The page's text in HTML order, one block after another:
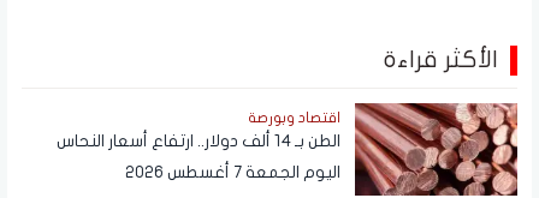
الأكثر قراءة
اقتصاد وبورصة
الطن بـ 14 ألف دولار.. ارتفاع أسعار النحاس
اليوم الجمعة 7 أغسطس 2026